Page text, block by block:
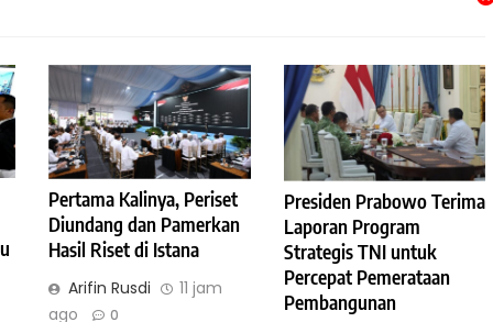
Pertama Kalinya, Periset
Diundang dan Pamerkan
Hasil Riset di Istana
Arifin Rusdi
11 jam
ago
0
Presiden Prabowo Terima
Laporan Program
Strategis TNI untuk
Percepat Pemerataan
Pembangunan